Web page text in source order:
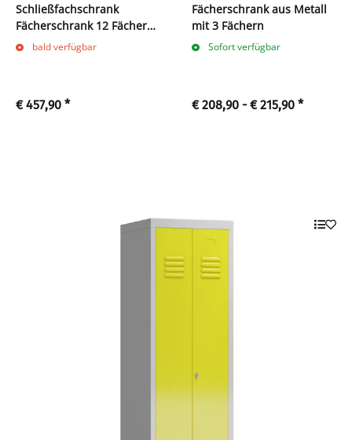
Schließfachschrank
Fächerschrank 12 Fächer
Spind 180x90x50cm
bald verfügbar
€ 457,90 *
Fächerschrank aus Metall
mit 3 Fächern
Sofort verfügbar
€ 208,90 -€ 215,90 *